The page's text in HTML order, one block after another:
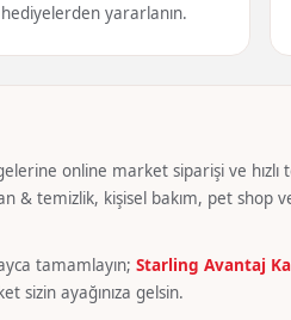
hediyelerden yararlanın.
online market siparişi ve hızlı
& temizlik, kişisel bakım, pet shop
tamamlayın; Starling Avantaj
sizin ayağınıza gelsin.